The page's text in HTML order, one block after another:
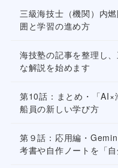
三級海技士（機関）内
囲と学習の進め方
海技塾の記事を整理し
な解説を始めます
第10話：まとめ・「AI×
船員の新しい学び方
第９話：応用編・
考書や自作ノートを「